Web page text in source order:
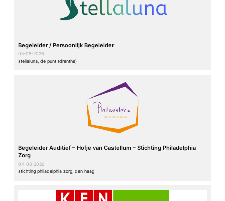
Begeleider / Persoonlijk Begeleider
05-08-2026
stellaluna, de punt (drenthe)
Begeleider Auditief – Hofje van Castellum – Stichting Philadelphia
Zorg
04-08-2026
stichting philadelphia zorg, den haag